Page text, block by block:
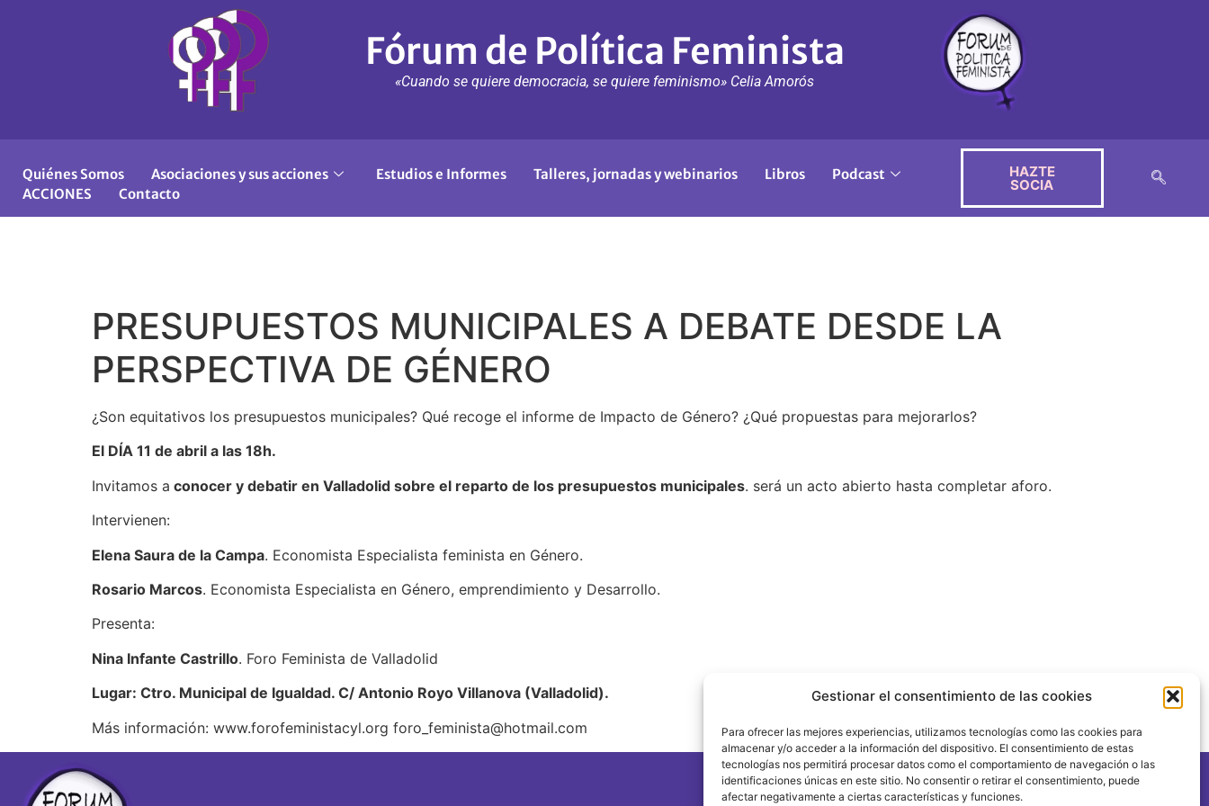
Gestionar el consentimiento de las cookies
Para ofrecer las mejores experiencias, utilizamos tecnologías como las cookies para
almacenar y/o acceder a la información del dispositivo. El consentimiento de estas
tecnologías nos permitirá procesar datos como el comportamiento de navegación o las
identificaciones únicas en este sitio. No consentir o retirar el consentimiento, puede
afectar negativamente a ciertas características y funciones.
Fórum de Política Feminista
«Cuando se quiere democracia, se quiere feminismo» Celia Amorós
Quiénes Somos Asociaciones y sus acciones Estudios e Informes Talleres, jornadas y webinarios Libros
Podcast
ACCIONES
Contacto
HAZTE
SOCIA
PRESUPUESTOS MUNICIPALES A DEBATE DESDE LA
PERSPECTIVA DE GÉNERO
¿Son equitativos los presupuestos municipales? Qué recoge el informe de Impacto de Género? ¿Qué propuestas para mejorarlos?
El DÍA 11 de abril a las 18h.
Invitamos a conocer y debatir en Valladolid sobre el reparto de los presupuestos municipales. será un acto abierto hasta completar aforo.
Intervienen:
Elena Saura de la Campa. Economista Especialista feminista en Género.
Rosario Marcos. Economista Especialista en Género, emprendimiento y Desarrollo.
Presenta:
Nina Infante Castrillo. Foro Feminista de Valladolid
Lugar: Ctro. Municipal de Igualdad. C/ Antonio Royo Villanova (Valladolid).
Más información: www.forofeministacyl.org foro_feminista@hotmail.com